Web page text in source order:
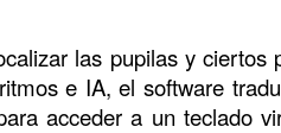
las pupilas y ciertos
e IA, el software
acceder a un teclado